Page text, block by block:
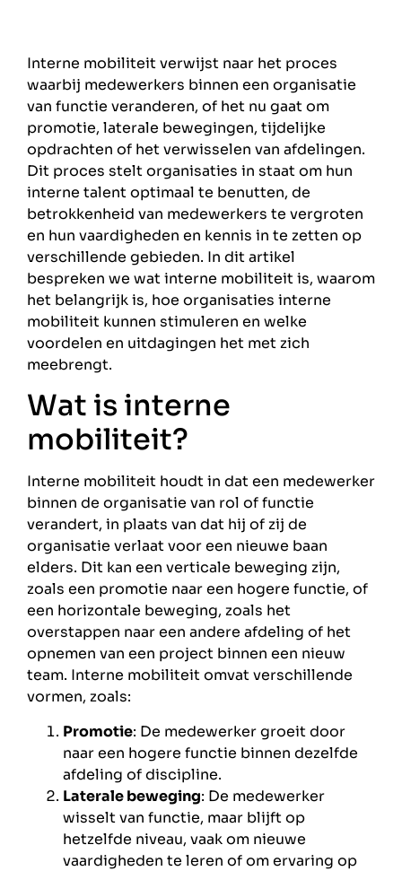
Interne mobiliteit verwijst naar het proces
waarbij medewerkers binnen een organisatie
van functie veranderen, of het nu gaat om
promotie, laterale bewegingen, tijdelijke
opdrachten of het verwisselen van afdelingen.
Dit proces stelt organisaties in staat om hun
interne talent optimaal te benutten, de
betrokkenheid van medewerkers te vergroten
en hun vaardigheden en kennis in te zetten op
verschillende gebieden. In dit artikel
bespreken we wat interne mobiliteit is, waarom
het belangrijk is, hoe organisaties interne
mobiliteit kunnen stimuleren en welke
voordelen en uitdagingen het met zich
meebrengt.
Wat is interne
mobiliteit?
Interne mobiliteit houdt in dat een medewerker
binnen de organisatie van rol of functie
verandert, in plaats van dat hij of zij de
organisatie verlaat voor een nieuwe baan
elders. Dit kan een verticale beweging zijn,
zoals een promotie naar een hogere functie, of
een horizontale beweging, zoals het
overstappen naar een andere afdeling of het
opnemen van een project binnen een nieuw
team. Interne mobiliteit omvat verschillende
vormen, zoals:
Promotie: De medewerker groeit door
naar een hogere functie binnen dezelfde
afdeling of discipline.
Laterale beweging: De medewerker
wisselt van functie, maar blijft op
hetzelfde niveau, vaak om nieuwe
vaardigheden te leren of om ervaring op